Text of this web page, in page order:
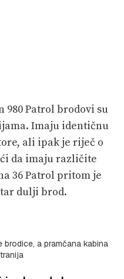
980 Patrol brodovi su
Imaju identičnu
ali ipak je riječ o
da imaju različite
36 Patrol pritom je
dulji brod.
a pramčana kabina